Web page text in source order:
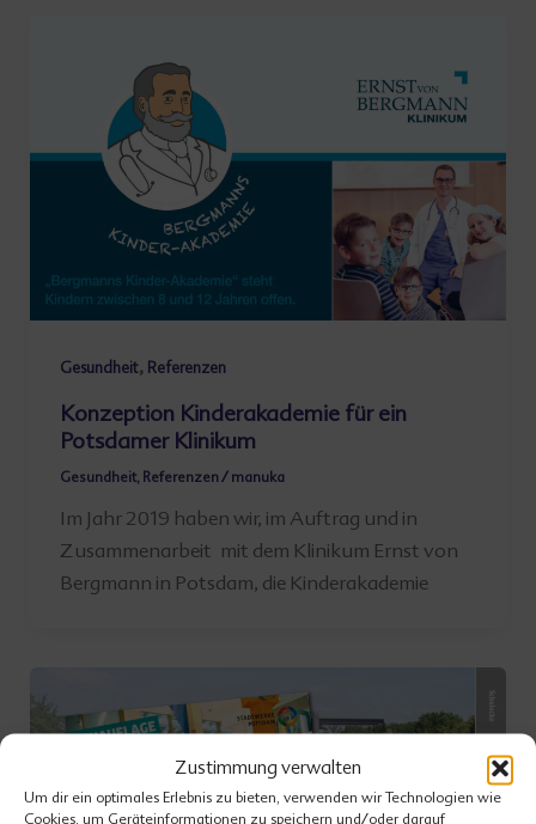
Zustimmung verwalten
Um dir ein optimales Erlebnis zu bieten, verwenden wir Technologien wie
Cookies, um Geräteinformationen zu speichern und/oder darauf
Gesundheit, Referenzen
Konzeption Kinderakademie für ein
Potsdamer Klinikum
Gesundheit, Referenzen/ manuka
Im Jahr 2019 haben wir, im Auftrag und in
Zusammenarbeit mit dem Klinikum Ernst von
Bergmann in Potsdam, die Kinderakademie